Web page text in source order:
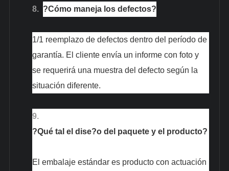
8. ?Cómo maneja los defectos?
1/1 reemplazo de defectos dentro del período de
garantía. El cliente envía un informe con foto y
se requerirá una muestra del defecto según la
situación diferente.
9.
?Qué tal el dise?o del paquete y el producto?
El embalaje estándar es producto con actuación